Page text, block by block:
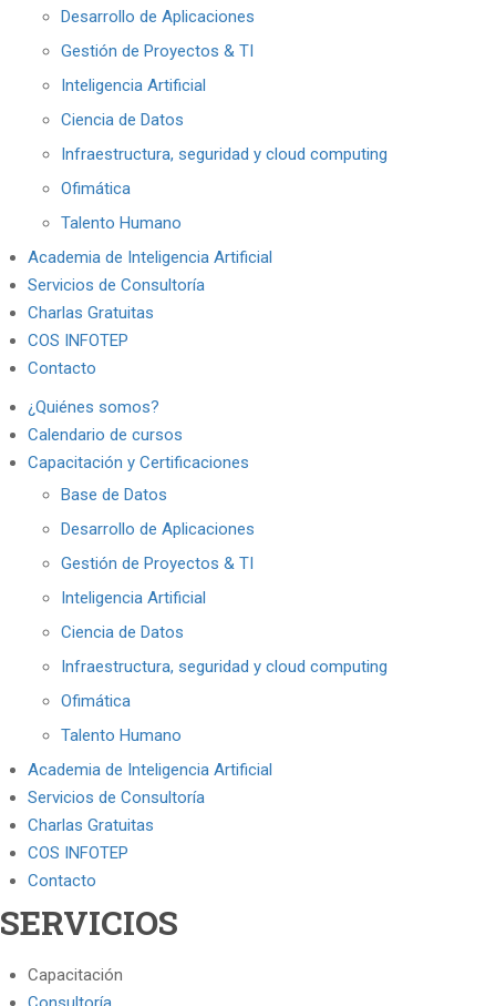
Desarrollo de Aplicaciones
Gestión de Proyectos & TI
Inteligencia Artificial
Ciencia de Datos
Infraestructura, seguridad y cloud computing
Ofimática
Talento Humano
Academia de Inteligencia Artificial
Servicios de Consultoría
Charlas Gratuitas
COS INFOTEP
Contacto
¿Quiénes somos?
Calendario de cursos
Capacitación y Certificaciones
Base de Datos
Desarrollo de Aplicaciones
Gestión de Proyectos & TI
Inteligencia Artificial
Ciencia de Datos
Infraestructura, seguridad y cloud computing
Ofimática
Talento Humano
Academia de Inteligencia Artificial
Servicios de Consultoría
Charlas Gratuitas
COS INFOTEP
Contacto
SERVICIOS
Capacitación